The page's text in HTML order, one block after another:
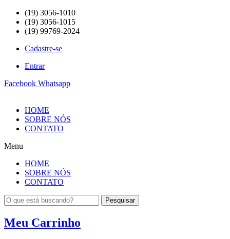
(19) 3056-1010
(19) 3056-1015
(19) 99769-2024
Cadastre-se
Entrar
Facebook Whatsapp
HOME
SOBRE NÓS
CONTATO
Menu
HOME
SOBRE NÓS
CONTATO
Pesquisar
Meu Carrinho